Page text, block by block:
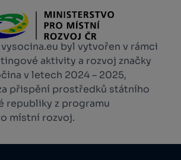
byl vytvořen v rámci
aktivity a rozvoj značky
v letech 2024 – 2025,
přispění prostředků státního
republiky z programu
místní rozvoj.